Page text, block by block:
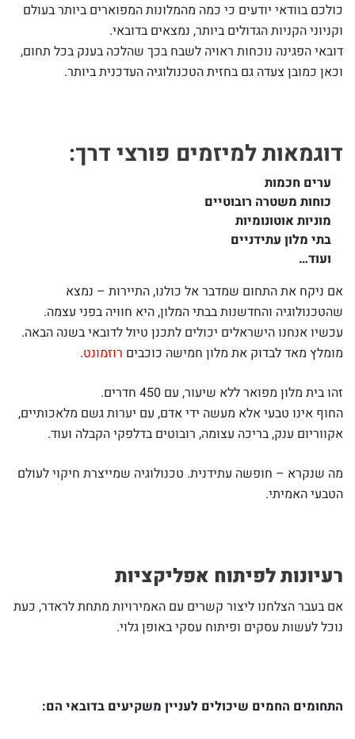
כולכם בוודאי יודעים כי כמה מהמלונות המפוארים ביותר בעולם
וקניוני הקניות הגדולים ביותר, נמצאים בדובאי.
דובאי הפגינה נוכחות ראויה לשבח בכך שהלכה בענק בכל תחום,
וכאן כמובן צעדה גם בחזית הטכנולוגיה העדכנית ביותר.
דוגמאות למיזמים פורצי דרך:
ערים חכמות
כוחות משטרה רובוטיים
מוניות אוטונומיות
בתי מלון עתידניים
ועוד…
אם ניקח את התחום שמדבר אל כולנו, התיירות – נמצא
שהטכנולוגיה והחדשנות בבתי המלון, היא חוויה בפני עצמה.
עכשיו אנחנו הישראלים יכולים לתכנן טיול לדובאי בשנה הבאה.
מומלץ מאד לבדוק את מלון חמישה כוכבים רוזמונט.
זהו בית מלון מפואר ללא שיעור, עם 450 חדרים.
החוף אינו טבעי אלא מעשה ידי אדם, עם יערות גשם מלאכותיים,
אקווריום ענק, בריכה עצומה, רובוטים בדלפקי הקבלה ועוד.
מה שנקרא – חופשה עתידנית. טכנולוגיה שמייצרת חיקוי לעולם
הטבעי האמיתי.
רעיונות לפיתוח אפליקציות
אם בעבר הצלחנו ליצור קשרים עם האמירויות מתחת לראדר, כעת
נוכל לעשות עסקים ופיתוח עסקי באופן גלוי.
התחומים החמים שיכולים לעניין משקיעים בדובאי הם: